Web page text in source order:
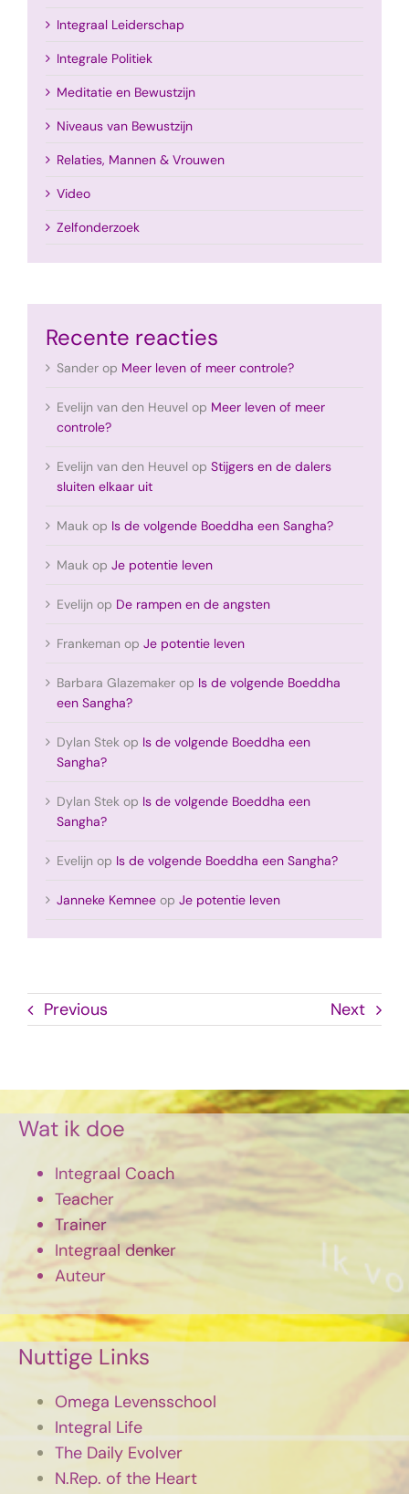
Integraal Leiderschap
Integrale Politiek
Meditatie en Bewustzijn
Niveaus van Bewustzijn
Relaties, Mannen & Vrouwen
Video
Zelfonderzoek
Recente reacties
Sanderop Meer leven of meer controle?
Evelijn van den Heuvel op Meer leven of meer
controle?
Evelijn van den Heuvel op Stijgers en de dalers
sluiten elkaar uit
Maukop Is de volgende Boeddha een Sangha?
Maukop Je potentie leven
Evelijn op De rampen en de angsten
Frankeman op Je potentie leven
Barbara Glazemakerop Is de volgende Boeddha
een Sangha?
Dylan Stekop Is de volgende Boeddha een
Sangha?
Dylan Stekop Is de volgende Boeddha een
Sangha?
Evelijn op Is de volgende Boeddha een Sangha?
Janneke Kemneeop Je potentie leven
Previous Next
Wat ik doe
Integraal Coach
Teacher
Trainer
Integraal denker
Auteur
Nuttige Links
Omega Levensschool
Integral Life
The Daily Evolver
N.Rep. of the Heart